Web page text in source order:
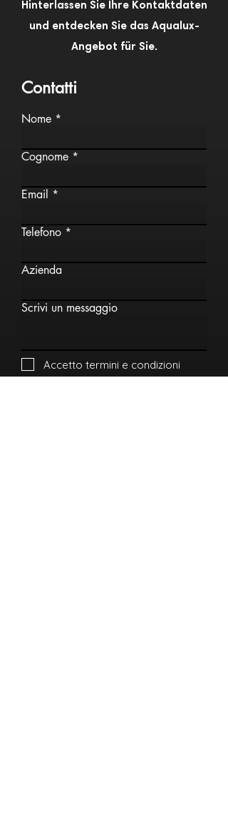
Hinterlassen Sie Ihre Kontaktdaten
und entdecken Sie das Aqualux-
Angebot für Sie.
Contatti
Nome
Cognome
Email
Telefono
Azienda
Scrivi un messaggio
Accetto termini e condizioni